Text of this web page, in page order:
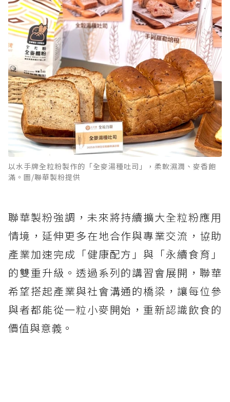
以水手牌全粒粉製作的「全麥湯種吐司」，柔軟濕潤、麥香飽
滿。圖/聯華製粉提供
聯華製粉強調，未來將持續擴大全粒粉應用
情境，延伸更多在地合作與專業交流，協助
產業加速完成「健康配方」與「永續食育」
的雙重升級。透過系列的講習會展開，聯華
希望搭起產業與社會溝通的橋梁，讓每位參
與者都能從一粒小麥開始，重新認識飲食的
價值與意義。